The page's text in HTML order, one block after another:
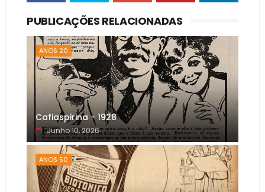
PUBLICAÇÕES RELACIONADAS
ANOS 20
Cafiaspirina - 1928
Junho 10, 2026
ANOS 50